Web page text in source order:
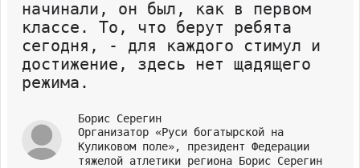
начинали, он был, как в первом
классе. То, что берут ребята
сегодня, - для каждого стимул и
достижение, здесь нет щадящего
режима.
Борис Серегин
Организатор «Руси богатырской на
Куликовом поле», президент Федерации
тяжелой атлетики региона Борис Серегин